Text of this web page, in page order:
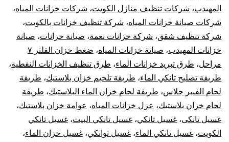
المهيدب، شركات تنظيف منازل الكويت، شركات خزانات المياه،
شركات صيانة خزانات المياه، شركة تنظيف خزانات بالكويت،
شركة تنظيف شقق، شركة خزانات نعمة، صيانة خزانات، صيانة
خزانات المهيدب، صيانة خزانات المياه،
ضغط خزان الفلتر ٧
مراحل، طرق تبريد خزانات الماء، طرق تنظيف الخزانات النفطية،
طريقة تصليح تانكي الماء، طريقة تلحيم خزان بلاستيك، طريقة
لحام الفيبر جلاس، طريقة لحام خزان الماء البلاستيك، طريقة
لحام خزان بلاستيك، عزل خزانات المياه، عوامة خزان بلاستيك،
غسيل تانكى، غسيل تانكي، غسيل تانكي البيت، غسيل تانكي
الكويت، غسيل تانكي الماء، غسيل توانكي، غسيل خزان الماء،